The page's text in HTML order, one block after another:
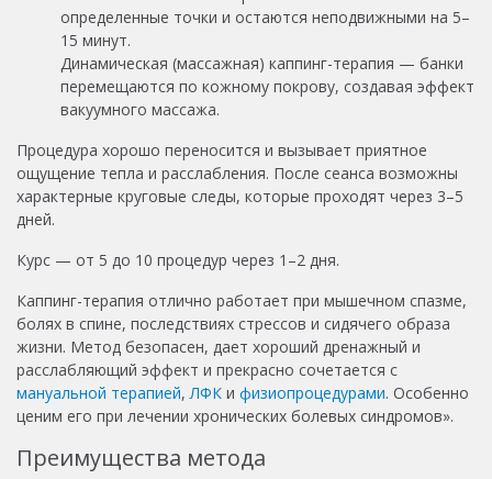
определенные точки и остаются неподвижными на 5–
15 минут.
Динамическая (массажная) каппинг-терапия — банки
перемещаются по кожному покрову, создавая эффект
вакуумного массажа.
Процедура хорошо переносится и вызывает приятное
ощущение тепла и расслабления. После сеанса возможны
характерные круговые следы, которые проходят через 3–5
дней.
Курс — от 5 до 10 процедур через 1–2 дня.
Каппинг-терапия отлично работает при мышечном спазме,
болях в спине, последствиях стрессов и сидячего образа
жизни. Метод безопасен, дает хороший дренажный и
расслабляющий эффект и прекрасно сочетается с
мануальной терапией, ЛФК и физиопроцедурами. Особенно
ценим его при лечении хронических болевых синдромов».
Преимущества метода